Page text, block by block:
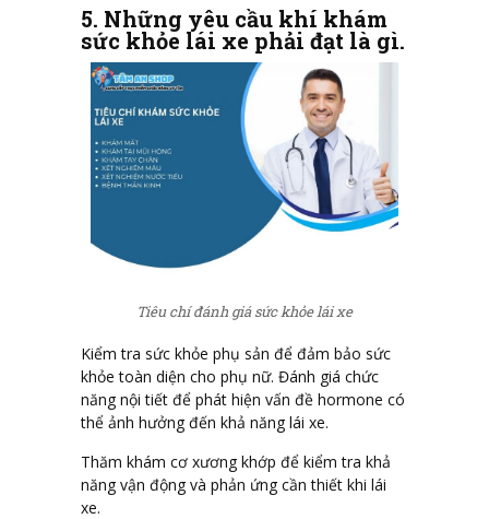
5. Những yêu cầu khí khám
sức khỏe lái xe phải đạt là gì.
Tiêu chí đánh giá sức khỏe lái xe
Kiểm tra sức khỏe phụ sản để đảm bảo sức
khỏe toàn diện cho phụ nữ. Đánh giá chức
năng nội tiết để phát hiện vấn đề hormone có
thể ảnh hưởng đến khả năng lái xe.
Thăm khám cơ xương khớp để kiểm tra khả
năng vận động và phản ứng cần thiết khi lái
xe.